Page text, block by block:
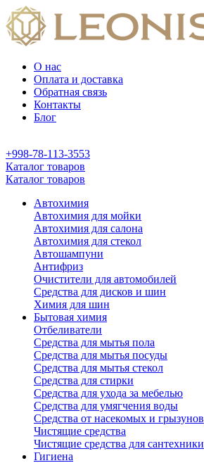
О нас
Оплата и доставка
Обратная связь
Контакты
Блог
+998-78-113-3553
Каталог товаров
Каталог товаров
Автохимия
Автохимия для мойки
Автохимия для салона
Автохимия для стекол
Автошампуни
Антифриз
Очистители для автомобилей
Средства для дисков и шин
Химия для шин
Бытовая химия
Отбеливатели
Средства для мытья пола
Средства для мытья посуды
Средства для мытья стекол
Средства для стирки
Средства для ухода за мебелью
Средства для умягчения воды
Средства от насекомых и грызунов
Чистящие средства
Чистящие средства для сантехники
Гигиена